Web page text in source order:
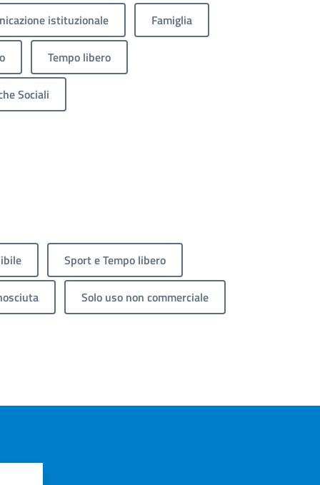
istituzionale Famiglia
Tempo libero
Sociali
Sport e Tempo libero
Solo uso non commerciale